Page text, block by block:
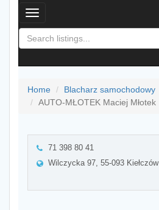
Toggle
navigation
Home
Blacharz samochodowy
AUTO-MŁOTEK Maciej Młotek
71 398 80 41
Wilczycka 97, 55-093 Kiełczów